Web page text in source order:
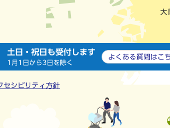
土日・祝日も受付します
1月1日から3日を除く
よくある質問は こ
セシビリティ方針